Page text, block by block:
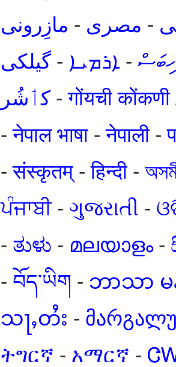
مازِرونی - مصرى -
گیلکی- ܐܪܡܝܐ -
کٲشُر-गोंयची
-नेपाल भाषा -नेपाली -
-संस्कृतम् -हिन्दी -
ਪੰਜਾਬੀ- ગુજરાતી -
- ತುಳು - മലയാളം-
- བོད་ཡིག - ဘာသာ မ
သႃႇတႆး -
ትግርኛ - አማርኛ -